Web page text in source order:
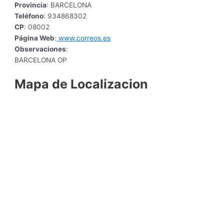
Provincia: BARCELONA
Teléfono: 934868302
CP: 08002
Página Web: www.correos.es
Observaciones:
BARCELONA OP
Mapa de Localizacion